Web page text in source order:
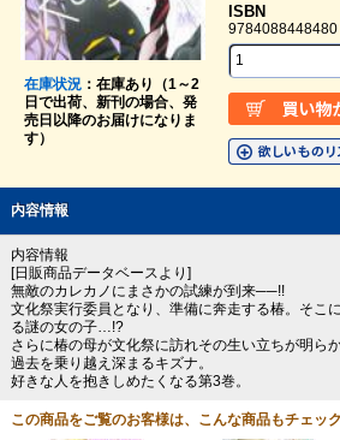
在庫状況：在庫あり（1～2
日で出荷、新刊の場合、発
売日以降のお届けになりま
す）
ISBN
9784088448480
内容情報
内容情報
[日販商品データベースより]
無敵のカレカノにまさかの試練が到来──!!
文化祭実行委員となり、準備に奔走する椿。そこ
る謎の女の子…!?
さらに椿の母が文化祭に訪れその生い立ちが明ら
過去を乗り越え深まるキズナ。
好きな人を抱きしめたくなる第3巻。
この商品をご覧のお客様は、こんな商品もチェッ